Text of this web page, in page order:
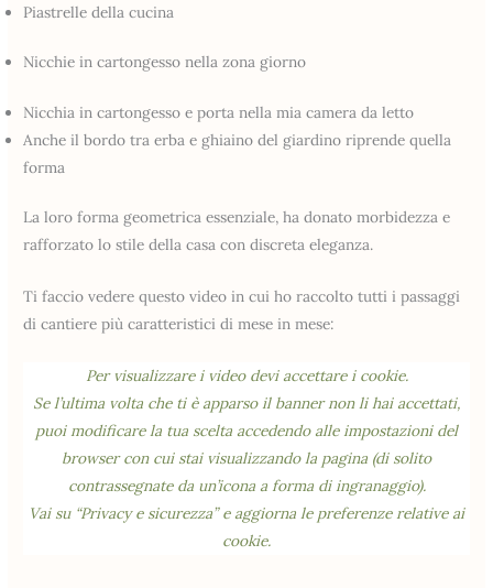
Piastrelle della cucina
Nicchie in cartongesso nella zona giorno
Nicchia in cartongesso e porta nella mia camera da letto
Anche il bordo tra erba e ghiaino del giardino riprende quella
forma
La loro forma geometrica essenziale, ha donato morbidezza e
rafforzato lo stile della casa con discreta eleganza.
Ti faccio vedere questo video in cui ho raccolto tutti i passaggi
di cantiere più caratteristici di mese in mese:
Per visualizzare i video devi accettare i cookie.
Se l’ultima volta che ti è apparso il banner non li hai accettati,
puoi modificare la tua scelta accedendo alle impostazioni del
browser con cui stai visualizzando la pagina (di solito
contrassegnate da un’icona a forma di ingranaggio).
Vai su “Privacy e sicurezza” e aggiorna le preferenze relative ai
cookie.